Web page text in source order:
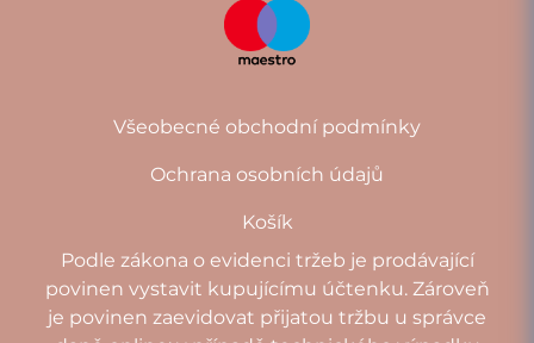
Všeobecné obchodní podmínky
Ochrana osobních údajů
Košík
Podle zákona o evidenci tržeb je prodávající
povinen vystavit kupujícímu účtenku. Zároveň
je povinen zaevidovat přijatou tržbu u správce